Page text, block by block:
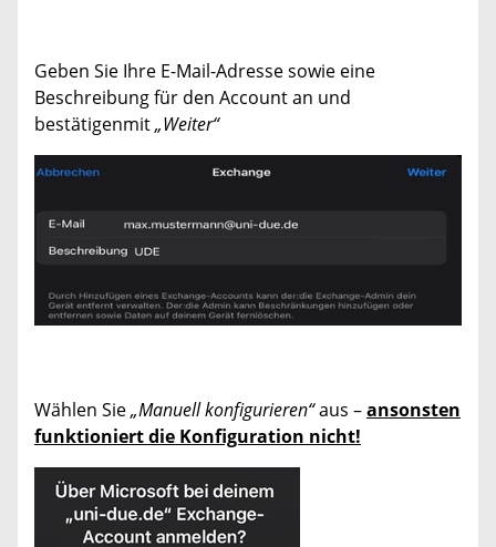
Geben Sie Ihre E-Mail-Adresse sowie eine
Beschreibung für den Account an und
bestätigenmit„Weiter“
Wählen Sie„Manuell konfigurieren“aus –ansonsten
funktioniert die Konfiguration nicht!